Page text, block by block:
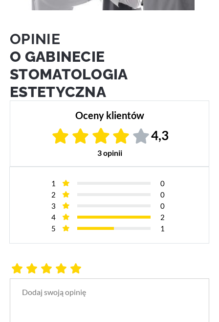
OPINIE
O GABINECIE
STOMATOLOGIA
ESTETYCZNA
Oceny klientów
4,3
3 opinii
1
0
2
0
3
0
4
2
5
1